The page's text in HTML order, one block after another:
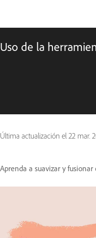
Uso de la
Última actualización el 22 mar.
Aprenda a suavizar y fusionar